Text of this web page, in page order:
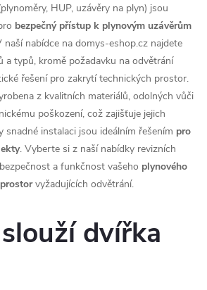
HUP, uzávěry na plyn) jsou
bezpečný přístup k plynovým uzávěrům
naší nabídce na domys-eshop.cz najdete
a typů, kromě požadavku na odvětrání
řešení pro zakrytí technických prostor.
z kvalitních materiálů, odolných vůči
poškození, což zajišťuje jejich
instalaci jsou ideálním řešením pro
. Vyberte si z naší nabídky revizních
a funkčnost vašeho plynového
vyžadujících odvětrání.
dvířka